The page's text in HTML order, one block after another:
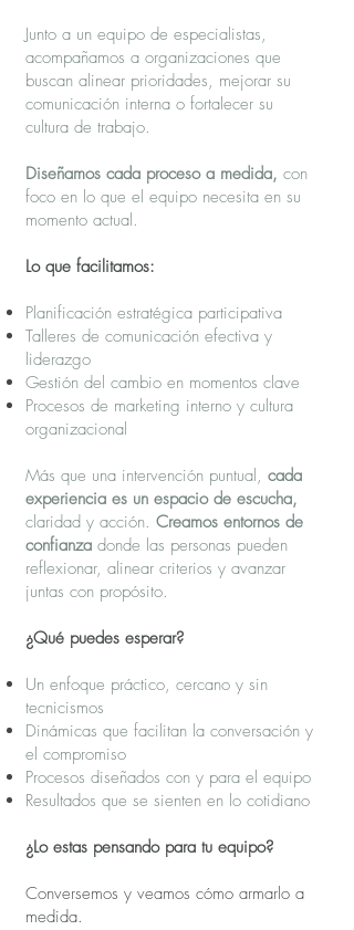
Junto a un equipo de especialistas,
acompañamos a organizaciones que
buscan alinear prioridades, mejorar su
comunicación interna o fortalecer su
cultura de trabajo.
Diseñamos cada proceso a medida, con
foco en lo que el equipo necesita en su
momento actual.
Lo que facilitamos:
Planificación estratégica participativa
Talleres de comunicación efectiva y
liderazgo
Gestión del cambio en momentos clave
Procesos de marketing interno y cultura
organizacional
Más que una intervención puntual, cada
experiencia es un espacio de escucha,
claridad y acción. Creamos entornos de
confianza donde las personas pueden
reflexionar, alinear criterios y avanzar
juntas con propósito.
¿Qué puedes esperar?
Un enfoque práctico, cercano y sin
tecnicismos
Dinámicas que facilitan la conversación y
el compromiso
Procesos diseñados con y para el equipo
Resultados que se sienten en lo cotidiano
¿Lo estas pensando para tu equipo?
Conversemos y veamos cómo armarlo a
medida.